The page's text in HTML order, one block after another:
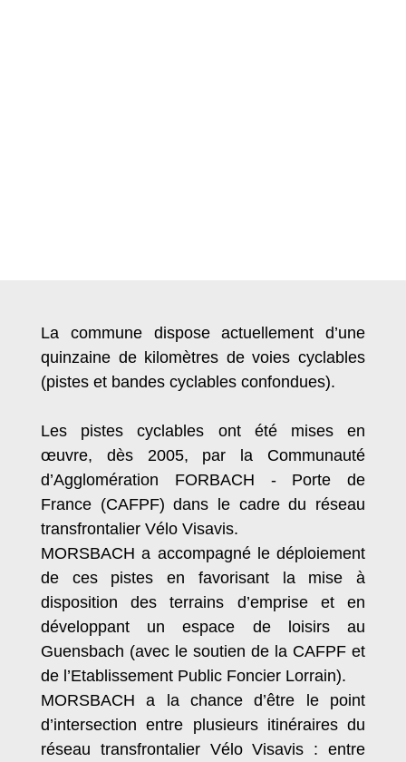
La commune dispose actuellement d’une
quinzaine de kilomètres de voies cyclables
(pistes et bandes cyclables confondues).
Les pistes cyclables ont été mises en
œuvre, dès 2005, par la Communauté
d’Agglomération FORBACH - Porte de
France (CAFPF) dans le cadre du réseau
transfrontalier Vélo Visavis.
MORSBACH a accompagné le déploiement
de ces pistes en favorisant la mise à
disposition des terrains d’emprise et en
développant un espace de loisirs au
Guensbach (avec le soutien de la CAFPF et
de l’Etablissement Public Foncier Lorrain).
MORSBACH a la chance d’être le point
d’intersection entre plusieurs itinéraires du
réseau transfrontalier Vélo Visavis : entre